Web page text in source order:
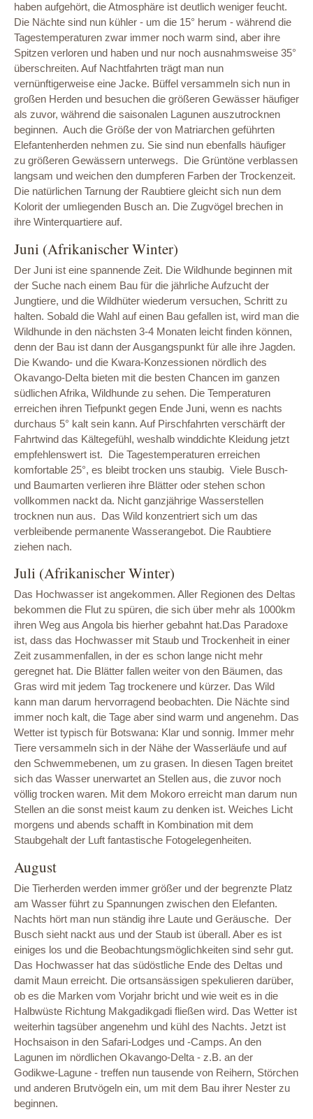
haben aufgehört, die Atmosphäre ist deutlich weniger feucht.
Die Nächte sind nun kühler - um die 15° herum - während die
Tagestemperaturen zwar immer noch warm sind, aber ihre
Spitzen verloren und haben und nur noch ausnahmsweise 35°
überschreiten. Auf Nachtfahrten trägt man nun
vernünftigerweise eine Jacke. Büffel versammeln sich nun in
großen Herden und besuchen die größeren Gewässer häufiger
als zuvor, während die saisonalen Lagunen auszutrocknen
beginnen. Auch die Größe der von Matriarchen geführten
Elefantenherden nehmen zu. Sie sind nun ebenfalls häufiger
zu größeren Gewässern unterwegs. Die Grüntöne verblassen
langsam und weichen den dumpferen Farben der Trockenzeit.
Die natürlichen Tarnung der Raubtiere gleicht sich nun dem
Kolorit der umliegenden Busch an. Die Zugvögel brechen in
ihre Winterquartiere auf.
Juni (Afrikanischer Winter)
Der Juni ist eine spannende Zeit. Die Wildhunde beginnen mit
der Suche nach einem Bau für die jährliche Aufzucht der
Jungtiere, und die Wildhüter wiederum versuchen, Schritt zu
halten. Sobald die Wahl auf einen Bau gefallen ist, wird man die
Wildhunde in den nächsten 3-4 Monaten leicht finden können,
denn der Bau ist dann der Ausgangspunkt für alle ihre Jagden.
Die Kwando- und die Kwara-Konzessionen nördlich des
Okavango-Delta bieten mit die besten Chancen im ganzen
südlichen Afrika, Wildhunde zu sehen. Die Temperaturen
erreichen ihren Tiefpunkt gegen Ende Juni, wenn es nachts
durchaus 5° kalt sein kann. Auf Pirschfahrten verschärft der
Fahrtwind das Kältegefühl, weshalb winddichte Kleidung jetzt
empfehlenswert ist. Die Tagestemperaturen erreichen
komfortable 25°, es bleibt trocken uns staubig. Viele Busch-
und Baumarten verlieren ihre Blätter oder stehen schon
vollkommen nackt da. Nicht ganzjährige Wasserstellen
trocknen nun aus. Das Wild konzentriert sich um das
verbleibende permanente Wasserangebot. Die Raubtiere
ziehen nach.
Juli (Afrikanischer Winter)
Das Hochwasser ist angekommen. Aller Regionen des Deltas
bekommen die Flut zu spüren, die sich über mehr als 1000km
ihren Weg aus Angola bis hierher gebahnt hat.Das Paradoxe
ist, dass das Hochwasser mit Staub und Trockenheit in einer
Zeit zusammenfallen, in der es schon lange nicht mehr
geregnet hat. Die Blätter fallen weiter von den Bäumen, das
Gras wird mit jedem Tag trockenere und kürzer. Das Wild
kann man darum hervorragend beobachten. Die Nächte sind
immer noch kalt, die Tage aber sind warm und angenehm. Das
Wetter ist typisch für Botswana: Klar und sonnig. Immer mehr
Tiere versammeln sich in der Nähe der Wasserläufe und auf
den Schwemmebenen, um zu grasen. In diesen Tagen breitet
sich das Wasser unerwartet an Stellen aus, die zuvor noch
völlig trocken waren. Mit dem Mokoro erreicht man darum nun
Stellen an die sonst meist kaum zu denken ist. Weiches Licht
morgens und abends schafft in Kombination mit dem
Staubgehalt der Luft fantastische Fotogelegenheiten.
August
Die Tierherden werden immer größer und der begrenzte Platz
am Wasser führt zu Spannungen zwischen den Elefanten.
Nachts hört man nun ständig ihre Laute und Geräusche. Der
Busch sieht nackt aus und der Staub ist überall. Aber es ist
einiges los und die Beobachtungsmöglichkeiten sind sehr gut.
Das Hochwasser hat das südöstliche Ende des Deltas und
damit Maun erreicht. Die ortsansässigen spekulieren darüber,
ob es die Marken vom Vorjahr bricht und wie weit es in die
Halbwüste Richtung Makgadikgadi fließen wird. Das Wetter ist
weiterhin tagsüber angenehm und kühl des Nachts. Jetzt ist
Hochsaison in den Safari-Lodges und -Camps. An den
Lagunen im nördlichen Okavango-Delta - z.B. an der
Godikwe-Lagune - treffen nun tausende von Reihern, Störchen
und anderen Brutvögeln ein, um mit dem Bau ihrer Nester zu
beginnen.